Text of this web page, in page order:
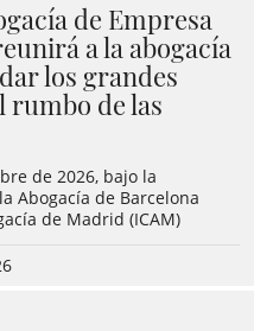
de Empresa
a la abogacía
los grandes
rumbo de las
de 2026, bajo la
Abogacía de Barcelona
de Madrid (ICAM)